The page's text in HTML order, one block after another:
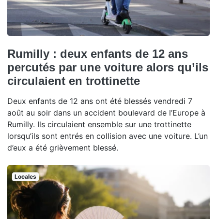
Rumilly : deux enfants de 12 ans
percutés par une voiture alors qu’ils
circulaient en trottinette
Deux enfants de 12 ans ont été blessés vendredi 7
août au soir dans un accident boulevard de l’Europe à
Rumilly. Ils circulaient ensemble sur une trottinette
lorsqu’ils sont entrés en collision avec une voiture. L’un
d’eux a été grièvement blessé.
Locales